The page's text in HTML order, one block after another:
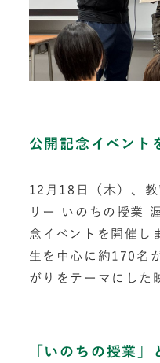
公開記念イベント
12月18日（木）、
リー いのちの授業
念イベントを開催し
生を中心に約170名
がりをテーマにした
「いのちの授業」